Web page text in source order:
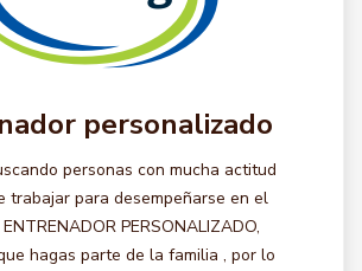
personalizado
personas con mucha actitud
trabajar para desempeñarse en el
PERSONALIZADO,
hagas parte de la familia , por lo